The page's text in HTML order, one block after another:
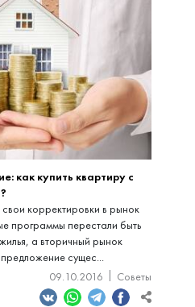
как купить квартиру с
корректировки в рынок
программы перестали быть
а вторичный рынок
предложение сущес...
09.10.2016
Советы